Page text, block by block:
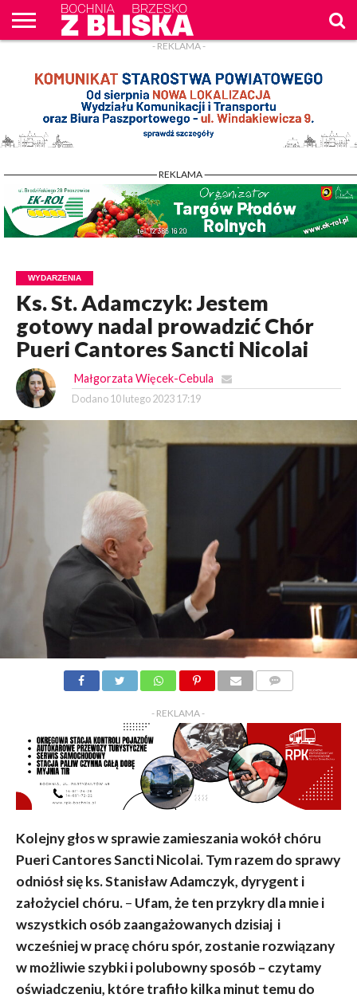
WPROST
REKLAM
- REKLAMA -
- REKLAMA -
WYDARZENIA
Ks. St. Adamczyk: Jestem
gotowy nadal prowadzić Chór
Pueri Cantores Sancti Nicolai
Małgorzata Więcek-Cebula
Dodano 10 lutego 2023 17:19
- REKLAMA -
Kolejny głos w sprawie zamieszania wokół chóru
Pueri Cantores Sancti Nicolai. Tym razem do sprawy
odniósł się ks. Stanisław Adamczyk, dyrygent i
założyciel chóru.– Ufam, że ten przykry dla mnie i
wszystkich osób zaangażowanych dzisiaj i
wcześniej w pracę chóru spór, zostanie rozwiązany
w możliwie szybki i polubowny sposób – czytamy
oświadczeniu, które trafiło kilka minut temu do